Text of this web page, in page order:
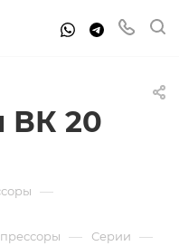
ВК 20
—
— Серии —